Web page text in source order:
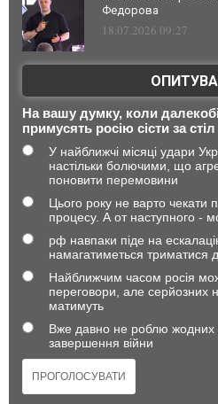
Федорова
18.07.2026 09:27
На вашу думку, коли
примусять росію сісти за
У найближчі місяці удари
настільки болючими, що
поновити перемовини
Цього року не варто чекати
процесу. А от наступного -
рф навпаки піде на
намагатиметься триматися
Найближчим часом росія
переговори, але серйозних
матимуть
Вже давно не роблю жодних
завершення війни